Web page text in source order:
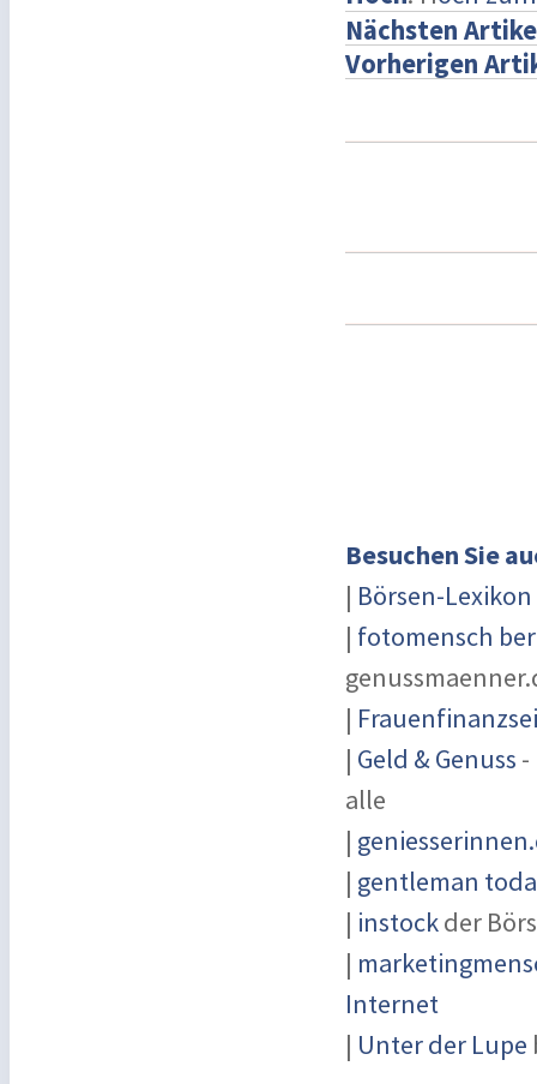
Nächsten
Vorherigen
Besuchen Sie
| Börsen-Lexikon
| fotomensch
|
| Geld & Genuss -
alle
|
| gentleman
| instockder
|
Internet
| Unter der Lupe